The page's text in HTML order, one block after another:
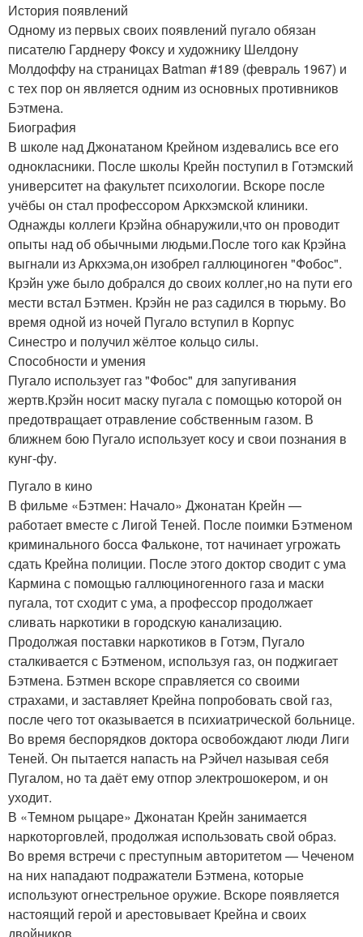
История появлений
Одному из первых своих появлений пугало обязан
писателю Гарднеру Фоксу и художнику Шелдону
Молдоффу на страницах Batman #189 (февраль 1967) и
с тех пор он является одним из основных противников
Бэтмена.
Биография
В школе над Джонатаном Крейном издевались все его
однокласники. После школы Крейн поступил в Готэмский
университет на факультет психологии. Вскоре после
учёбы он стал профессором Аркхэмской клиники.
Однажды коллеги Крэйна обнаружили,что он проводит
опыты над об обычными людьми.После того как Крэйна
выгнали из Аркхэма,он изобрел галлюциноген "Фобос".
Крэйн уже было добрался до своих коллег,но на пути его
мести встал Бэтмен. Крэйн не раз садился в тюрьму. Во
время одной из ночей Пугало вступил в Корпус
Синестро и получил жёлтое кольцо силы.
Способности и умения
Пугало использует газ "Фобос" для запугивания
жертв.Крэйн носит маску пугала с помощью которой он
предотвращает отравление собственным газом. В
ближнем бою Пугало использует косу и свои познания в
кунг-фу.
Пугало в кино
В фильме «Бэтмен: Начало» Джонатан Крейн —
работает вместе с Лигой Теней. После поимки Бэтменом
криминального босса Фальконе, тот начинает угрожать
сдать Крейна полиции. После этого доктор сводит с ума
Кармина с помощью галлюциногенного газа и маски
пугала, тот сходит с ума, а профессор продолжает
сливать наркотики в городскую канализацию.
Продолжая поставки наркотиков в Готэм, Пугало
сталкивается с Бэтменом, используя газ, он поджигает
Бэтмена. Бэтмен вскоре справляется со своими
страхами, и заставляет Крейна попробовать свой газ,
после чего тот оказывается в психиатрической больнице.
Во время беспорядков доктора освобождают люди Лиги
Теней. Он пытается напасть на Рэйчел называя себя
Пугалом, но та даёт ему отпор электрошокером, и он
уходит.
В «Темном рыцаре» Джонатан Крейн занимается
наркоторговлей, продолжая использовать свой образ.
Во время встречи с преступным авторитетом — Чеченом
на них нападают подражатели Бэтмена, которые
используют огнестрельное оружие. Вскоре появляется
настоящий герой и арестовывает Крейна и своих